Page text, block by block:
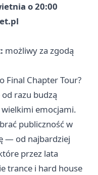
o 20:00
możliwy za zgodą
Final Chapter Tour?
razu budzą
emocjami.
publiczność w
— od najbardziej
przez lata
trance i hard house